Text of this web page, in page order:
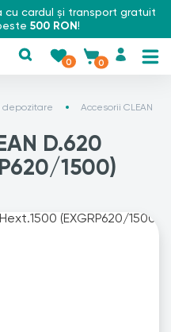
cu cardul și transport gratuit
500 RON!
0 0
depozitare Accesorii CLEAN
D.620
1500)